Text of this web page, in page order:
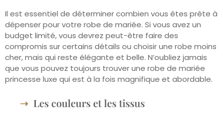
Il est essentiel de déterminer combien vous êtes prête à
dépenser pour votre robe de mariée. Si vous avez un
budget limité, vous devrez peut-être faire des
compromis sur certains détails ou choisir une robe moins
cher, mais qui reste élégante et belle. N’oubliez jamais
que vous pouvez toujours trouver une robe de mariée
princesse luxe qui est à la fois magnifique et abordable.
Les couleurs et les tissus